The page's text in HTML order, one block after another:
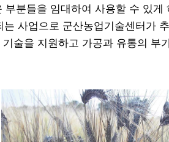
부분들을 임대하여 사용할 수 있게
사업으로 군산농업기술센터가
술을 지원하고 가공과 유통의 부